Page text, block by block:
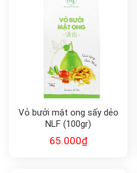
Vỏ bưởi mật ong sấy dẻo
NLF (100gr)
65.000₫